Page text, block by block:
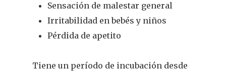
Sensación de malestar general
Irritabilidad en bebés y niños
Pérdida de apetito
Tiene un período de incubación desde